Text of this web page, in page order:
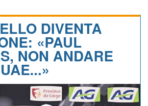
DIVENTA
«PAUL
NON ANDARE